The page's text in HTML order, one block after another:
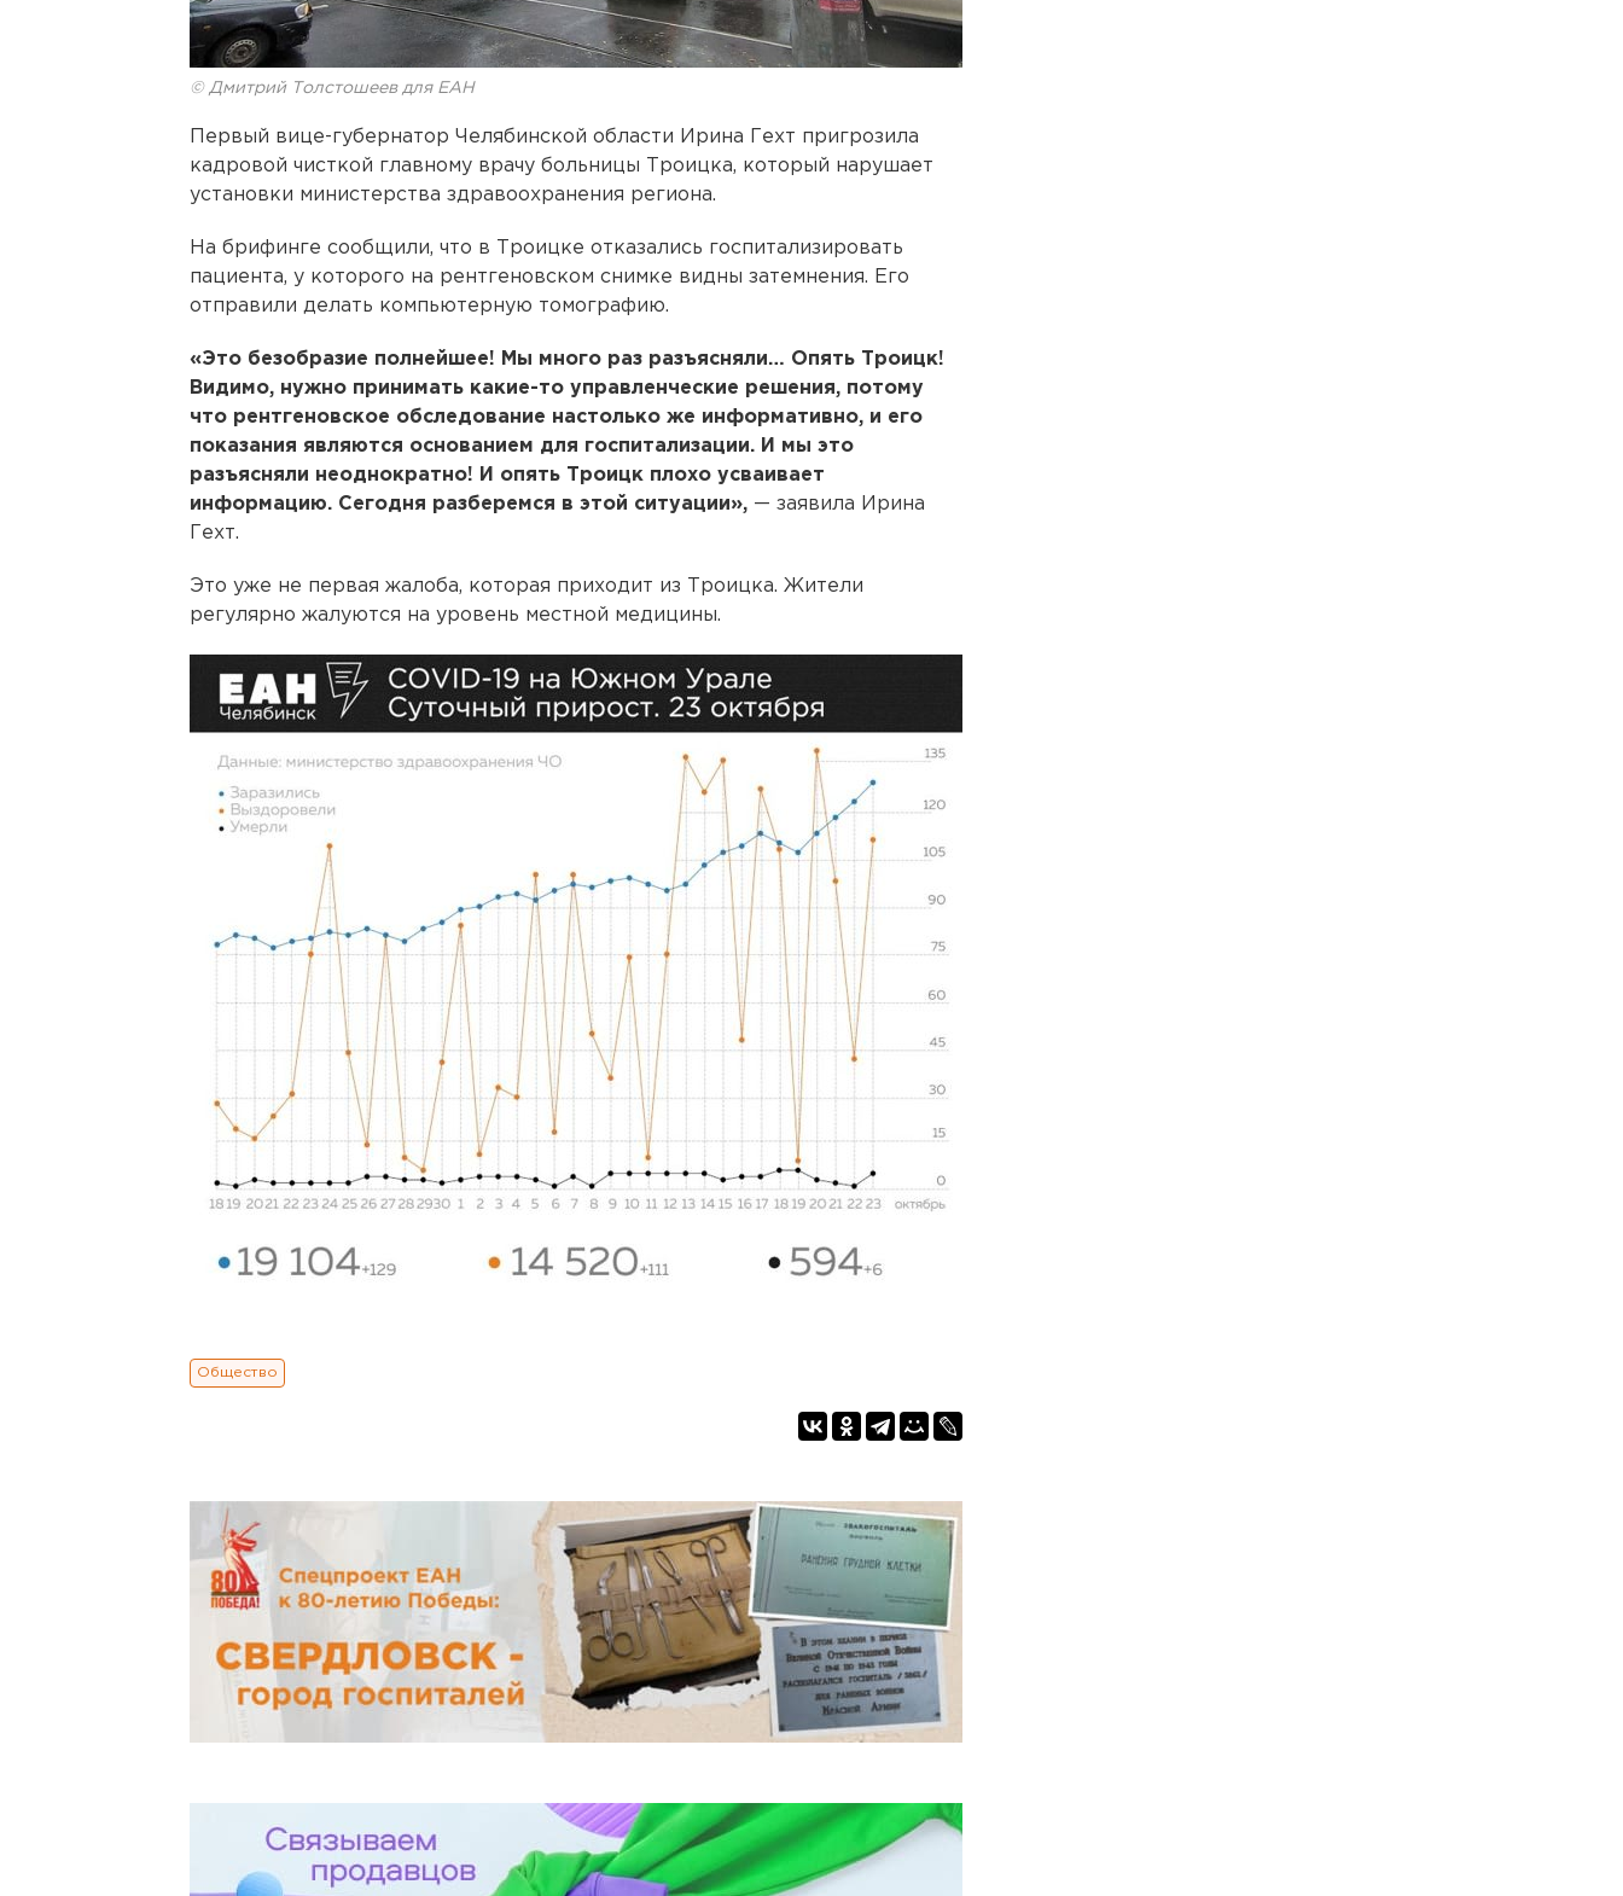
© Дмитрий Толстошеев для ЕАН
Первый вице-губернатор Челябинской области Ирина Гехт пригрозила
кадровой чисткой главному врачу больницы Троицка, который нарушает
установки министерства здравоохранения региона.
На брифинге сообщили, что в Троицке отказались госпитализировать
пациента, у которого на рентгеновском снимке видны затемнения. Его
отправили делать компьютерную томографию.
«Это безобразие полнейшее! Мы много раз разъясняли… Опять Троицк!
Видимо, нужно принимать какие-то управленческие решения, потому
что рентгеновское обследование настолько же информативно, и его
показания являются основанием для госпитализации. И мы это
разъясняли неоднократно! И опять Троицк плохо усваивает
информацию. Сегодня разберемся в этой ситуации», — заявила Ирина
Гехт.
Это уже не первая жалоба, которая приходит из Троицка. Жители
регулярно жалуются на уровень местной медицины.
Общество